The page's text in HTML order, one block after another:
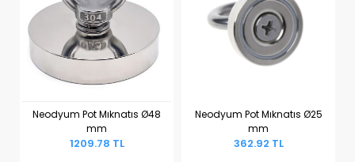
Sepete Ekle
Neodyum Pot Mıknatıs Ø48
mm
1209.78 TL
Sepete Ekle
Neodyum Pot Mıknatıs Ø25
mm
362.92 TL